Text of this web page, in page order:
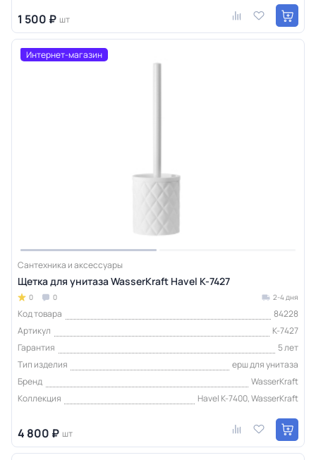
1 500 ₽ шт
Интернет-магазин
Сантехника и аксессуары
Щетка для унитаза WasserKraft Havel K-7427
0 0 2-4 дня
Код товара
84228
Артикул
K-7427
Гарантия
5 лет
Тип изделия
ерш для унитаза
Бренд
WasserKraft
Коллекция
Havel K-7400, WasserKraft
4 800 ₽ шт